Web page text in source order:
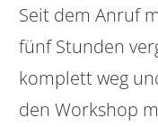
Seit dem Anruf
fünf Stunden
komplett weg
den Workshop